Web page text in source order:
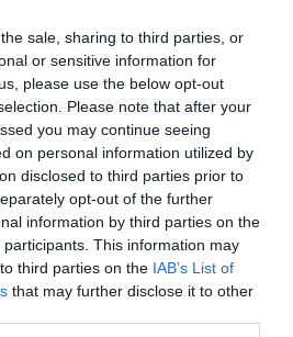
sale, sharing to third parties, or
or sensitive information for
please use the below opt-out
Please note that after your
you may continue seeing
on personal information utilized by
disclosed to third parties prior to
opt-out of the further
information by third parties on the
participants. This information may
third parties on the IAB’s List of
that may further disclose it to other
impresión 3D han
transversal en el sector
de aplicaciones, desde la
en serie. En este
juega un papel clave
4.0 Congresscomo en el
Congressse expondrán
tecnología así como las
a la fabricación de
a soluciones más